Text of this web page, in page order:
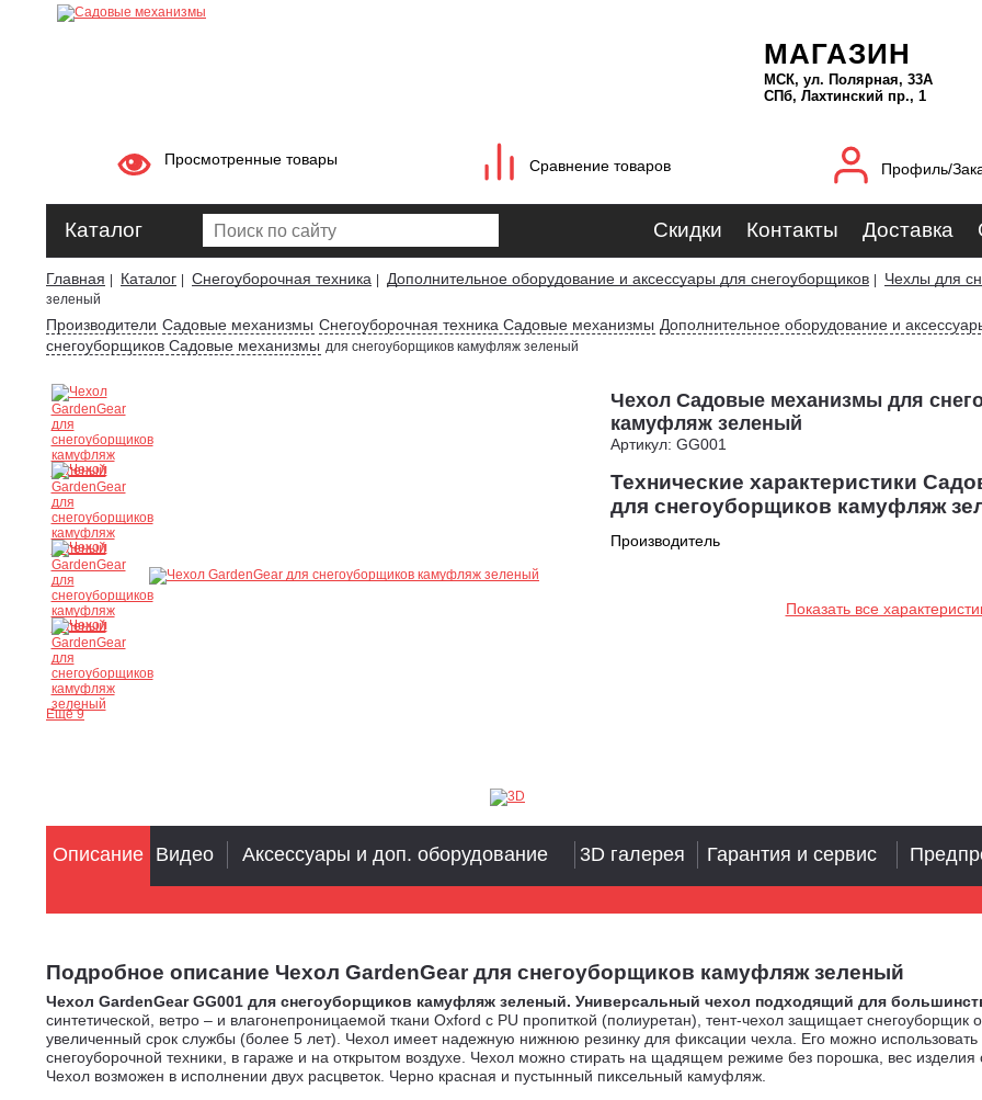
МАГАЗИН
МСК, ул. Полярная, 33А
СПб, Лахтинский пр., 1
Просмотренные товары Сравнение товаров Профиль/
Каталог Скидки Контакты Доставка
Главная Каталог Снегоуборочная техника Дополнительное оборудование и аксессуары для снегоуборщиков Чехлы для
зеленый
Производители Садовые механизмы Снегоуборочная техника Садовые механизмы Дополнительное оборудование и
снегоуборщиков Садовые механизмы для снегоуборщиков камуфляж зеленый
Ещё 9
Чехол Садовые механизмы для
камуфляж зеленый
Артикул: GG001
Технические характеристики
для снегоуборщиков камуфляж
Производитель
Показать все
Подробное описание Чехол GardenGear для снегоуборщиков камуфляж зеленый
Чехол GardenGear GG001 для снегоуборщиков камуфляж зеленый. Универсальный чехол подходящий для
синтетической, ветро – и влагонепроницаемой ткани Oxford с PU пропиткой (полиуретан), тент-чехол защищает снегоуборщик
увеличенный срок службы (более 5 лет). Чехол имеет надежную нижнюю резинку для фиксации чехла. Его можно
снегоуборочной техники, в гараже и на открытом воздухе. Чехол можно стирать на щадящем режиме без порошка, вес
Чехол возможен в исполнении двух расцветок. Черно красная и пустынный пиксельный камуфляж.
Описание Видео Аксессуары и доп. оборудование 3D галерея Гарантия и сервис